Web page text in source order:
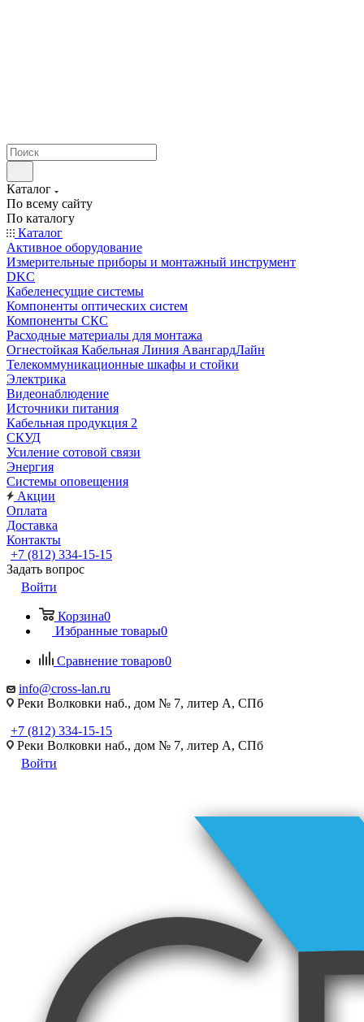
Каталог
По всему сайту
По каталогу
Каталог
Активное оборудование
Измерительные приборы и монтажный инструмент
DKC
Кабеленесущие системы
Компоненты оптических систем
Компоненты СКС
Расходные материалы для монтажа
Огнестойкая Кабельная Линия АвангардЛайн
Телекоммуникационные шкафы и стойки
Электрика
Видеонаблюдение
Источники питания
Кабельная продукция 2
СКУД
Усиление сотовой связи
Энергия
Системы оповещения
Акции
Оплата
Доставка
Контакты
+7 (812) 334-15-15
Задать вопрос
Войти
Корзина0
Избранные товары0
Сравнение товаров0
info@cross-lan.ru
Реки Волковки наб., дом № 7, литер А, СПб
+7 (812) 334-15-15
Реки Волковки наб., дом № 7, литер А, СПб
Войти